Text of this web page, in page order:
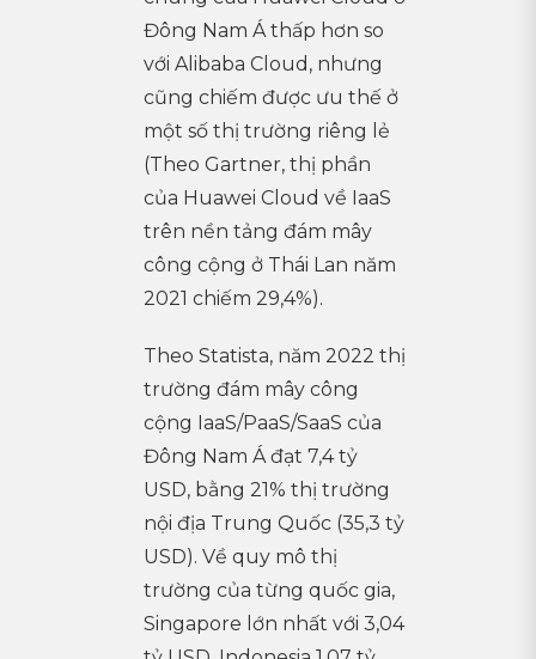
Đông Nam Á thấp hơn so
với Alibaba Cloud, nhưng
cũng chiếm được ưu thế ở
một số thị trường riêng lẻ
(Theo Gartner, thị phần
của Huawei Cloud về IaaS
trên nền tảng đám mây
công cộng ở Thái Lan năm
2021 chiếm 29,4%).
Theo Statista, năm 2022 thị
trường đám mây công
cộng IaaS/PaaS/SaaS của
Đông Nam Á đạt 7,4 tỷ
USD, bằng 21% thị trường
nội địa Trung Quốc (35,3 tỷ
USD). Về quy mô thị
trường của từng quốc gia,
Singapore lớn nhất với 3,04